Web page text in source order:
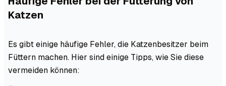
Katzen
Es gibt einige häufige Fehler, die Katzenbesitzer beim
Füttern machen. Hier sind einige Tipps, wie Sie diese
vermeiden können: